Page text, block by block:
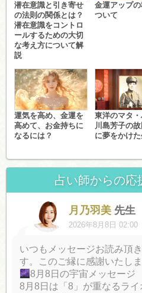
潜在意識と引き寄せ
の法則の関係とは？
潜在意識をコントロ
ールするための大切
な考え方について解
説
金運アップ
ついて
運気を高め、金運を
高めて、お金持ちに
なるには？
東洋のマタ・
川島芳子の
に夢をかけ
占い師からの応
月乃羽美 先生
2026年8月8日 02:00
いつもメッセージお読み頂
す。このご縁に感謝いたしま
8月8日の宇宙メッセージ
8月8日は「8」が重なるラ